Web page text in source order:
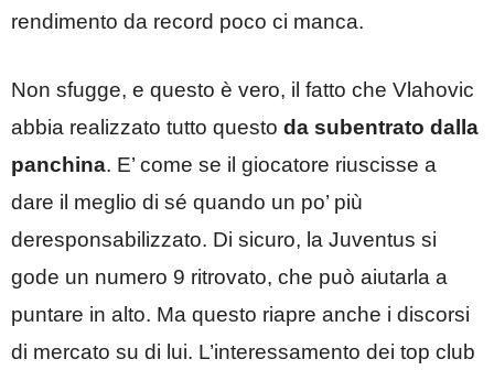
rendimento da record poco ci manca.
Non sfugge, e questo è vero, il fatto che Vlahovic
abbia realizzato tutto questo da subentrato dalla
panchina. E’ come se il giocatore riuscisse a
dare il meglio di sé quando un po’ più
deresponsabilizzato. Di sicuro, la Juventus si
gode un numero 9 ritrovato, che può aiutarla a
puntare in alto. Ma questo riapre anche i discorsi
di mercato su di lui. L’interessamento dei top club